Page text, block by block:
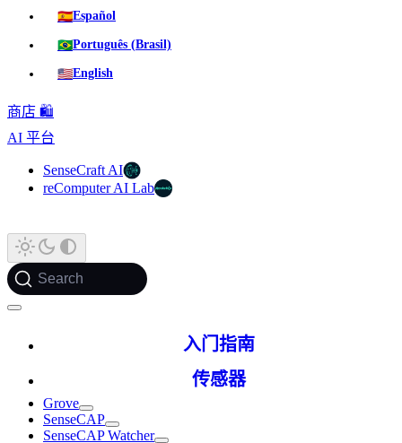
🇪🇸Español
🇧🇷Português (Brasil)
🇺🇸English
商店 🛍️
AI 平台
SenseCraft AI
reComputer AI Lab
Search
入门指南
传感器
Grove
SenseCAP
SenseCAP Watcher